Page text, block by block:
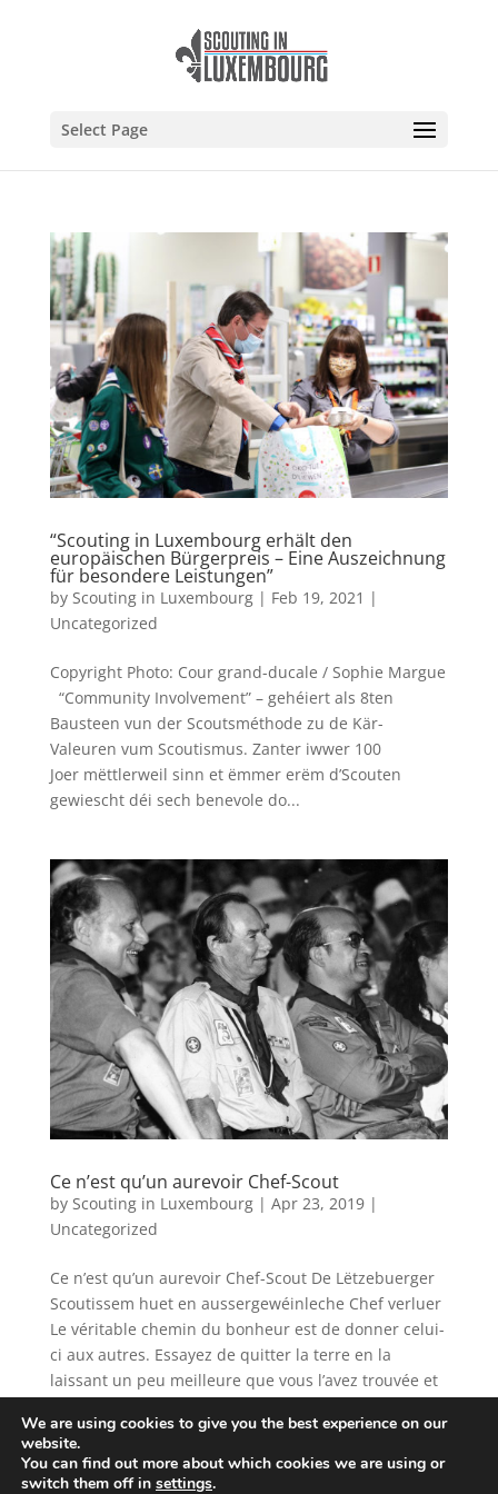
Select Page
“Scouting in Luxembourg erhält den
europäischen Bürgerpreis – Eine Auszeichnung
für besondere Leistungen”
by Scouting in Luxembourg| Feb 19, 2021 |
Uncategorized
Copyright Photo: Cour grand-ducale / Sophie Margue
“Community Involvement” – gehéiert als 8ten
Bausteen vun der Scoutsméthode zu de Kär-
Valeuren vum Scoutismus. Zanter iwwer 100
Joer mëttlerweil sinn et ëmmer erëm d’Scouten
gewiescht déi sech benevole do...
Ce n’est qu’un aurevoir Chef-Scout
by Scouting in Luxembourg| Apr 23, 2019|
Uncategorized
Ce n’est qu’un aurevoir Chef-Scout De Lëtzebuerger
Scoutissem huet en aussergewéinleche Chef verluer
Le véritable chemin du bonheur est de donner celui-
ci aux autres. Essayez de quitter la terre en la
laissant un peu meilleure que vous l’avez trouvée et
We are using cookies to give you the best experience on our
website.
You can find out more about which cookies we are using or
switch them off in settings.